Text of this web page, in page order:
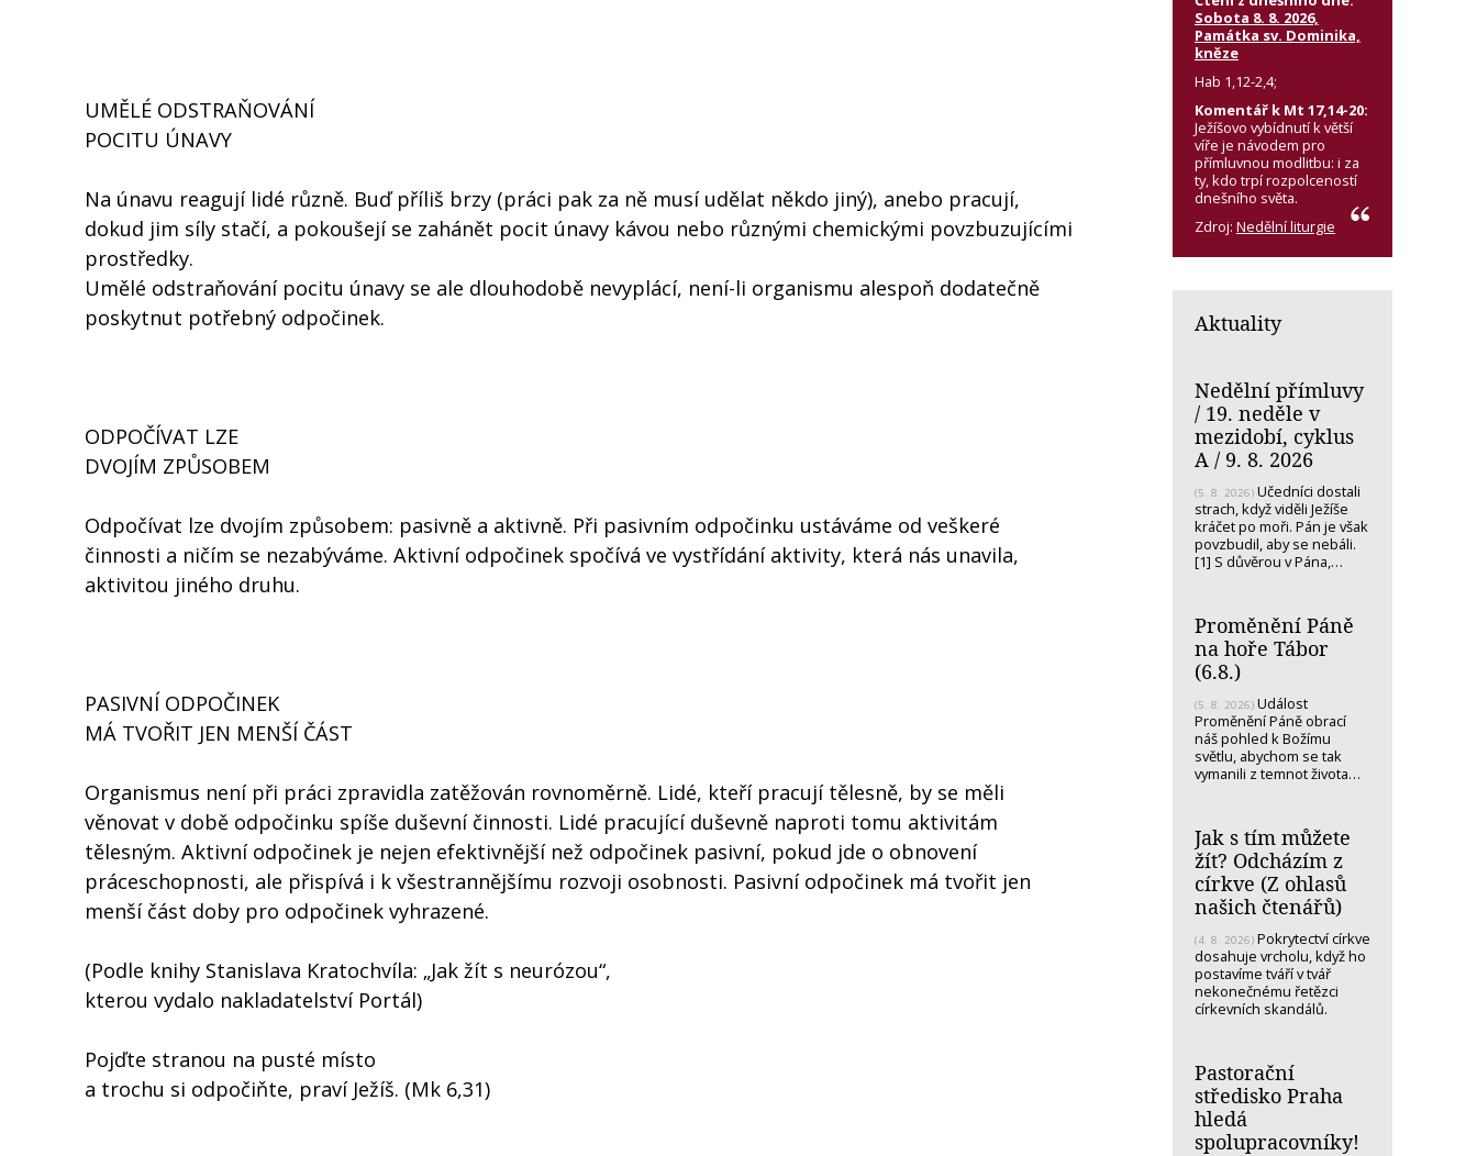
UMĚLÉ ODSTRAŇOVÁNÍ
POCITU ÚNAVY
Na únavu reagují lidé různě. Buď příliš brzy (práci pak za ně musí udělat někdo jiný), anebo pracují,
dokud jim síly stačí, a pokoušejí se zahánět pocit únavy kávou nebo různými chemickými povzbuzujícími
prostředky.
Umělé odstraňování pocitu únavy se ale dlouhodobě nevyplácí, není-li organismu alespoň dodatečně
poskytnut potřebný odpočinek.
ODPOČÍVAT LZE
DVOJÍM ZPŮSOBEM
Odpočívat lze dvojím způsobem: pasivně a aktivně. Při pasivním odpočinku ustáváme od veškeré
činnosti a ničím se nezabýváme. Aktivní odpočinek spočívá ve vystřídání aktivity, která nás unavila,
aktivitou jiného druhu.
PASIVNÍ ODPOČINEK
MÁ TVOŘIT JEN MENŠÍ ČÁST
Organismus není při práci zpravidla zatěžován rovnoměrně. Lidé, kteří pracují tělesně, by se měli
věnovat v době odpočinku spíše duševní činnosti. Lidé pracující duševně naproti tomu aktivitám
tělesným. Aktivní odpočinek je nejen efektivnější než odpočinek pasivní, pokud jde o obnovení
práceschopnosti, ale přispívá i k všestrannějšímu rozvoji osobnosti. Pasivní odpočinek má tvořit jen
menší část doby pro odpočinek vyhrazené.
(Podle knihy Stanislava Kratochvíla: „Jak žít s neurózou“,
kterou vydalo nakladatelství Portál)
Pojďte stranou na pusté místo
a trochu si odpočiňte, praví Ježíš. (Mk 6,31)
Sobota 8. 8. 2026,
Památka sv. Dominika,
kněze
Hab 1,12-2,4;
Komentář k Mt 17,14-20:
Ježíšovo vybídnutí k větší
víře je návodem pro
přímluvnou modlitbu: i za
ty, kdo trpí rozpolceností
dnešního světa.
Zdroj: Nedělní liturgie
Aktuality
Nedělní přímluvy
/ 19. neděle v
mezidobí, cyklus
A / 9. 8. 2026
(5. 8. 2026) Učedníci dostali
strach, když viděli Ježíše
kráčet po moři. Pán je však
povzbudil, aby se nebáli.
[1] S důvěrou v Pána,…
Proměnění Páně
na hoře Tábor
(6.8.)
(5. 8. 2026) Událost
Proměnění Páně obrací
náš pohled k Božímu
světlu, abychom se tak
vymanili z temnot života…
Jak s tím můžete
žít? Odcházím z
církve (Z ohlasů
našich čtenářů)
(4. 8. 2026) Pokrytectví církve
dosahuje vrcholu, když ho
postavíme tváří v tvář
nekonečnému řetězci
církevních skandálů.
Pastorační
středisko Praha
hledá
spolupracovníky!